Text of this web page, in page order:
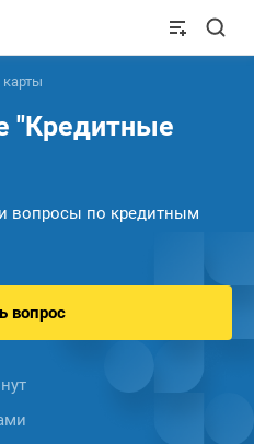
"Кредитные
вопросы по кредитным
вопрос